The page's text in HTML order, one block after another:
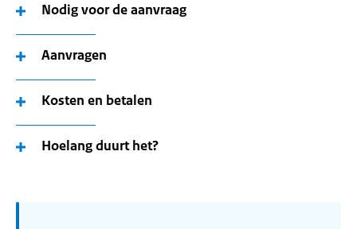
Nodig voor de aanvraag
Aanvragen
Kosten en betalen
Hoelang duurt het?